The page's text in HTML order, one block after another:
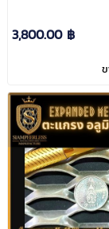
3,800.00 ฿